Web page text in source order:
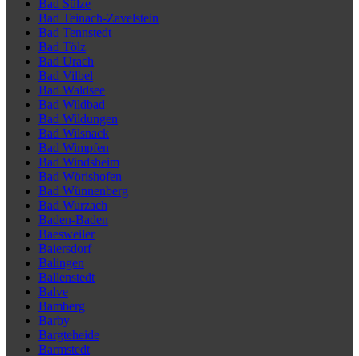
Bad Sülze
Bad Teinach-Zavelstein
Bad Tennstedt
Bad Tölz
Bad Urach
Bad Vilbel
Bad Waldsee
Bad Wildbad
Bad Wildungen
Bad Wilsnack
Bad Wimpfen
Bad Windsheim
Bad Wörishofen
Bad Wünnenberg
Bad Wurzach
Baden-Baden
Baesweiler
Baiersdorf
Balingen
Ballenstedt
Balve
Bamberg
Barby
Bargteheide
Barmstedt